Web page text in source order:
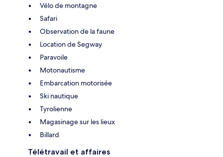
Vélo de montagne
Safari
Observation de la faune
Location de Segway
Paravoile
Motonautisme
Embarcation motorisée
Ski nautique
Tyrolienne
Magasinage sur les lieux
Billard
Télétravail et affaires